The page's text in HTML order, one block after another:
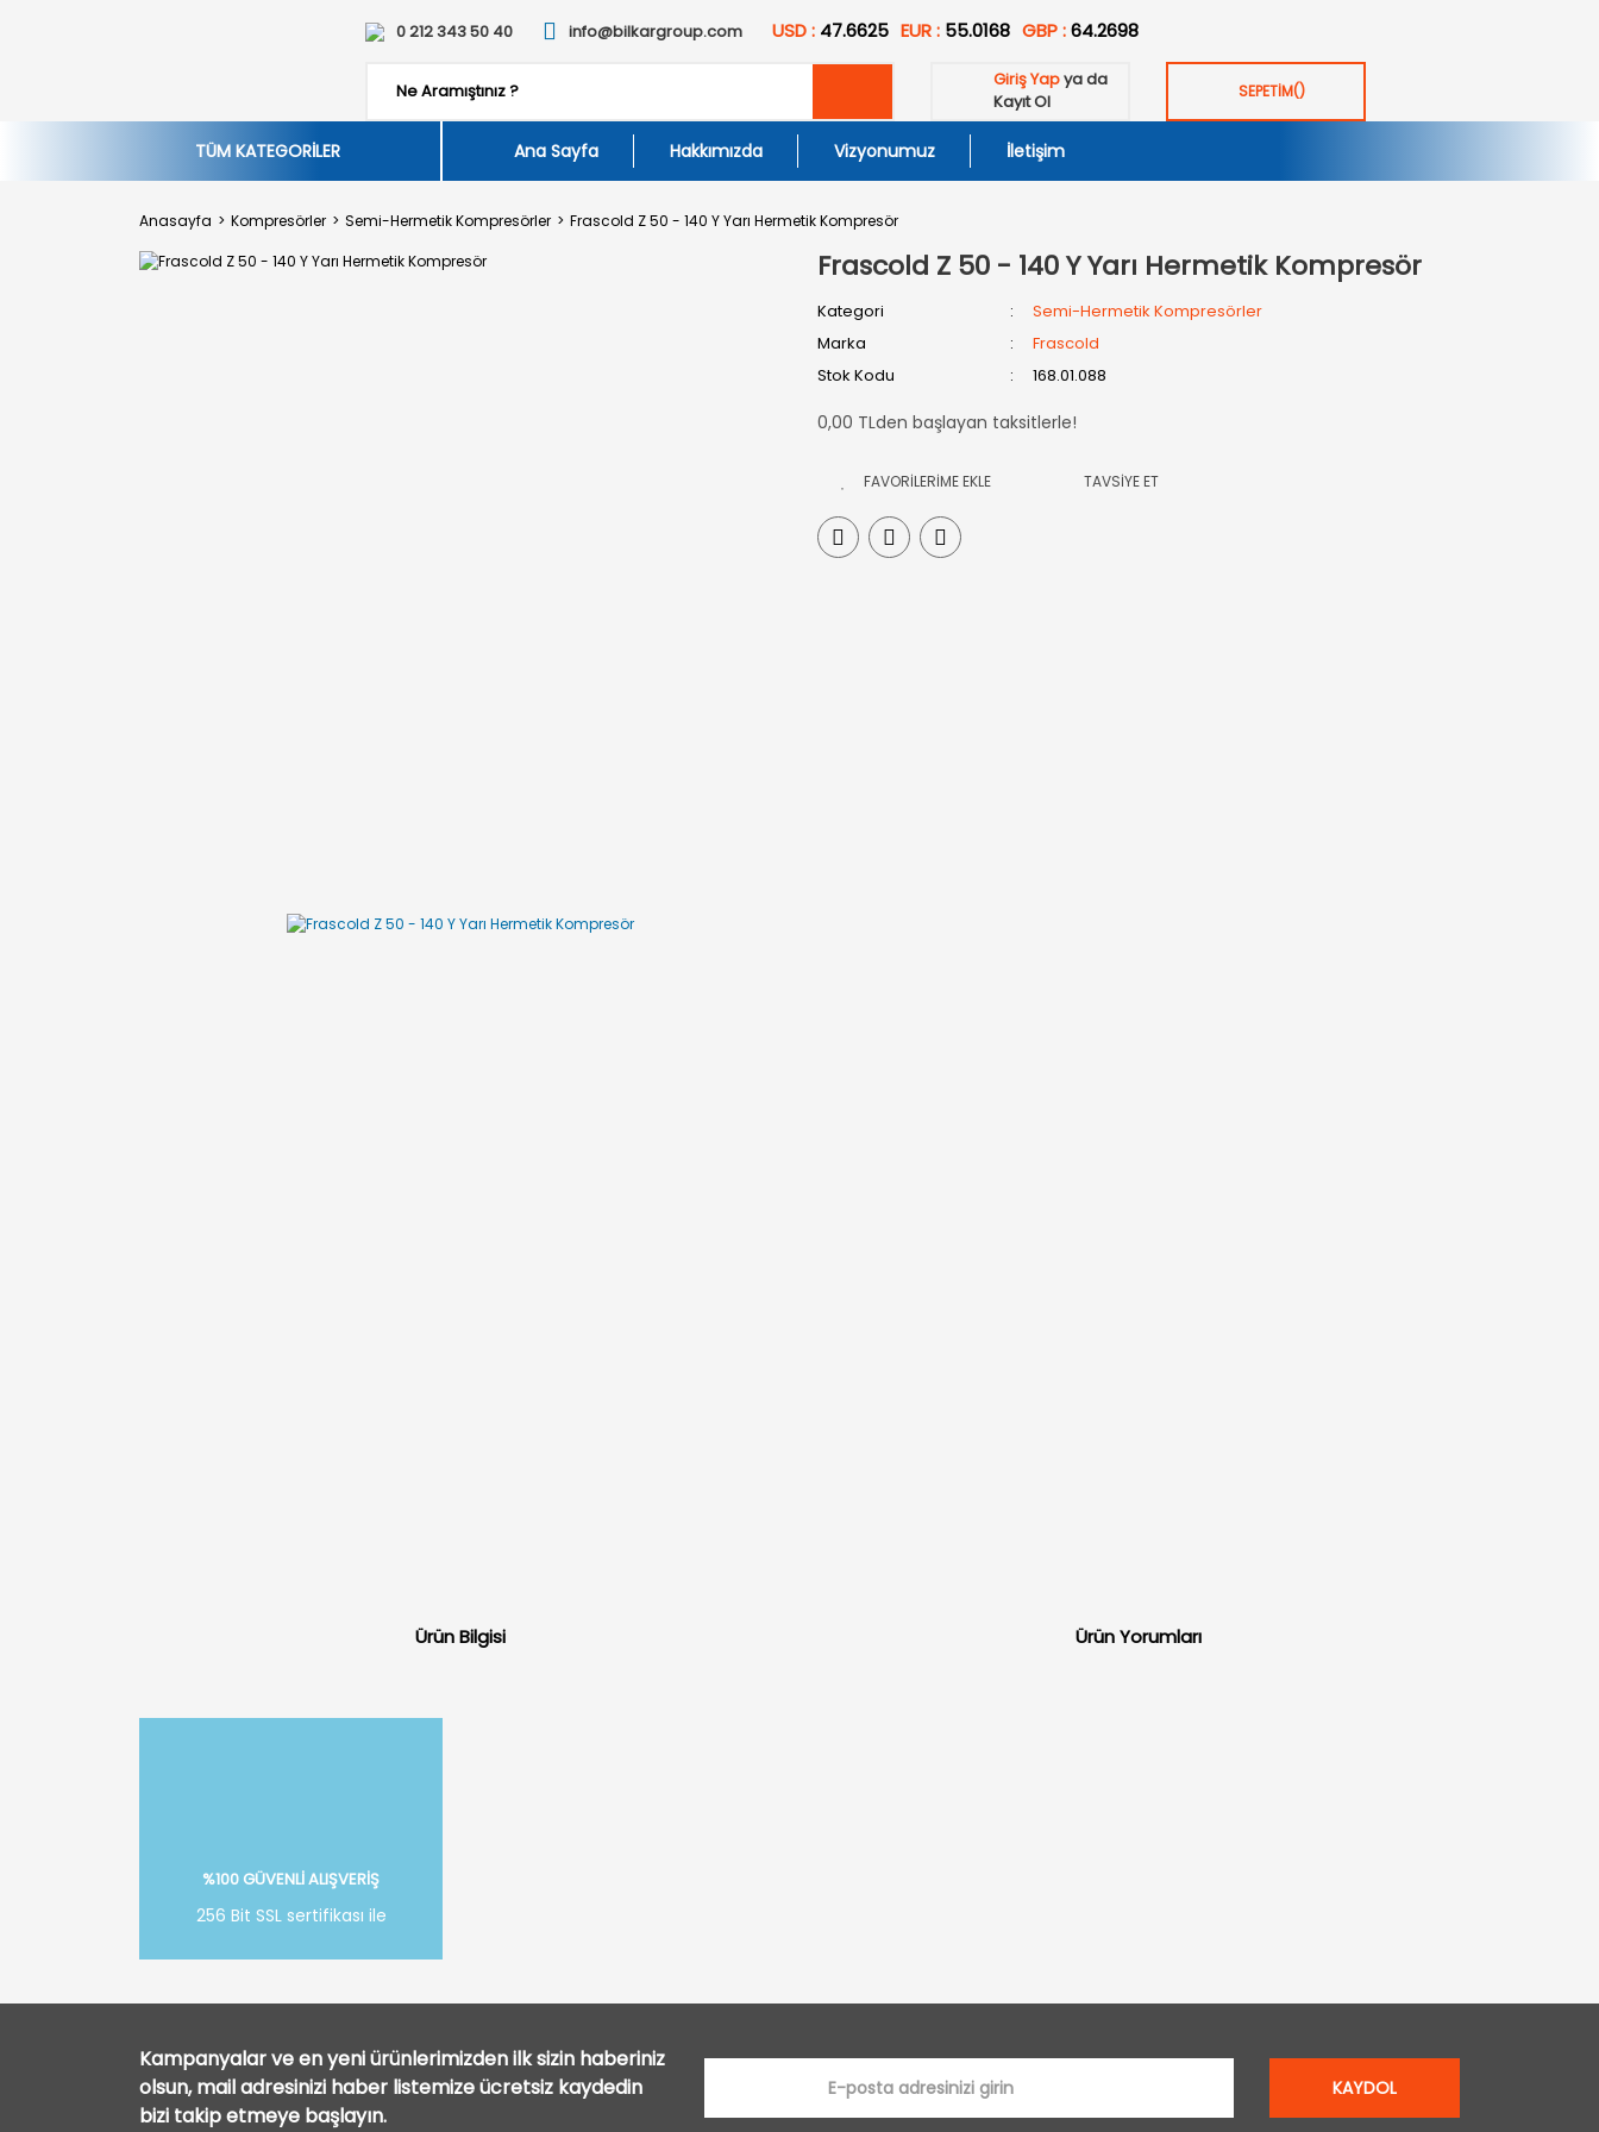
0 212 343 50 40 info@bilkargroup.com USD : 47.6625 EUR : 55.0168 GBP :64.2698
Giriş Yapya da
Kayıt Ol
SEPETİM()
TÜM KATEGORİLER Ana Sayfa Hakkımızda Vizyonumuz İletişim
Anasayfa Kompresörler Semi-Hermetik Kompresörler Frascold Z 50 - 140 Y Yarı Hermetik Kompresör
Frascold Z 50 - 140 Y Yarı Hermetik Kompresör
Kategori
Semi-Hermetik Kompresörler
Marka
Frascold
Stok Kodu
168.01.088
0,00 TLden başlayan taksitlerle!
TAVSİYE ET
Ürün Bilgisi Ürün Yorumları
%100 GÜVENLİ ALIŞVERİŞ
256 Bit SSL sertifikası ile
Kampanyalar ve en yeni ürünlerimizden ilk sizin haberiniz
olsun, mail adresinizi haber listemize ücretsiz kaydedin
bizi takip etmeye başlayın.
KAYDOL